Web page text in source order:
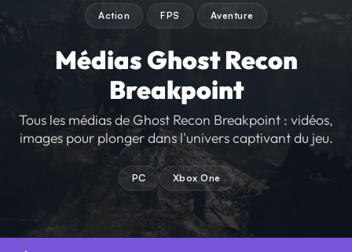
Action FPS Aventure
Médias Ghost Recon
Breakpoint
Tous les médias de Ghost Recon Breakpoint : vidéos,
images pour plonger dans l'univers captivant du jeu.
PC Xbox One